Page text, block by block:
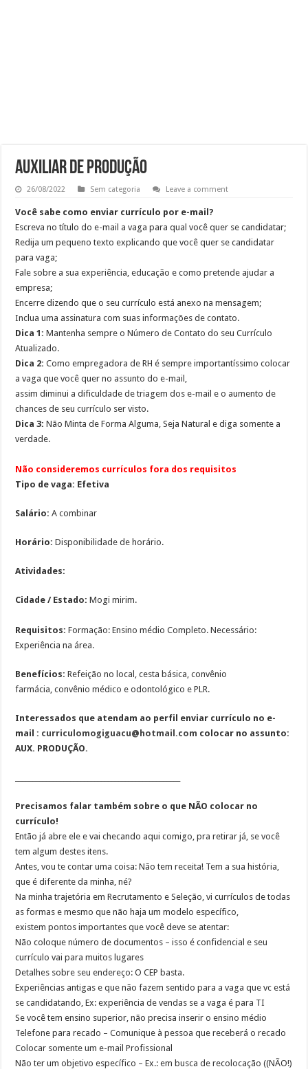
AUXILIAR DE PRODUÇÃO
26/08/2022 Sem categoria Leave a comment
Você sabe como enviar currículo por e-mail?
Escreva no título do e-mail a vaga para qual você quer se candidatar;
Redija um pequeno texto explicando que você quer se candidatar
para vaga;
Fale sobre a sua experiência, educação e como pretende ajudar a
empresa;
Encerre dizendo que o seu currículo está anexo na mensagem;
Inclua uma assinatura com suas informações de contato.
Dica 1: Mantenha sempre o Número de Contato do seu Currículo
Atualizado.
Dica 2: Como empregadora de RH é sempre importantíssimo colocar
a vaga que você quer no assunto do e-mail,
assim diminui a dificuldade de triagem dos e-mail e o aumento de
chances de seu currículo ser visto.
Dica 3: Não Minta de Forma Alguma, Seja Natural e diga somente a
verdade.
Não consideremos currículos fora dos requisitos
Tipo de vaga: Efetiva
Salário:A combinar
Horário:Disponibilidade de horário.
Atividades:
Cidade / Estado: Mogi mirim.
Requisitos:Formação: Ensino médio Completo. Necessário:
Experiência na área.
Benefícios:Refeição no local, cesta básica, convênio
farmácia, convênio médico e odontológico e PLR.
Interessados que atendam ao perfil enviar currículo no e-
mail : curriculomogiguacu@hotmail.com colocar no assunto:
AUX. PRODUÇÃO.
Precisamos falar também sobre o que NÃO colocar no
currículo!
Então já abre ele e vai checando aqui comigo, pra retirar já, se você
tem algum destes itens.
Antes, vou te contar uma coisa: Não tem receita! Tem a sua história,
que é diferente da minha, né?
Na minha trajetória em Recrutamento e Seleção, vi currículos de todas
as formas e mesmo que não haja um modelo específico,
existem pontos importantes que você deve se atentar:
Não coloque número de documentos – isso é confidencial e seu
currículo vai para muitos lugares
Detalhes sobre seu endereço: O CEP basta.
Experiências antigas e que não fazem sentido para a vaga que vc está
se candidatando, Ex: experiência de vendas se a vaga é para TI
Se você tem ensino superior, não precisa inserir o ensino médio
Telefone para recado – Comunique à pessoa que receberá o recado
Colocar somente um e-mail Profissional
Não ter um objetivo específico – Ex.: em busca de recolocação ((NÃO!)